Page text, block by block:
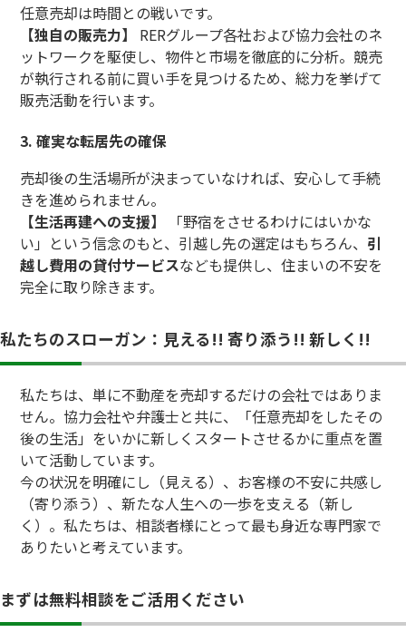
任意売却は時間との戦いです。
【独自の販売力】
RERグループ各社および協力会社のネ
ットワークを駆使し、物件と市場を徹底的に分析。競売
が執行される前に買い手を見つけるため、総力を挙げて
販売活動を行います。
3. 確実な転居先の確保
売却後の生活場所が決まっていなければ、安心して手続
きを進められません。
【生活再建への支援】
「野宿をさせるわけにはいかな
い」という信念のもと、引越し先の選定はもちろん、 引
越し費用の貸付サービスなども提供し、住まいの不安を
完全に取り除きます。
私たちのスローガン：見える!! 寄り添う!! 新しく!!
私たちは、単に不動産を売却するだけの会社ではありま
せん。協力会社や弁護士と共に、「任意売却をしたその
後の生活」をいかに新しくスタートさせるかに重点を置
いて活動しています。
今の状況を明確にし（見える）、お客様の不安に共感し
（寄り添う）、新たな人生への一歩を支える（新し
く）。私たちは、相談者様にとって最も身近な専門家で
ありたいと考えています。
まずは無料相談をご活用ください